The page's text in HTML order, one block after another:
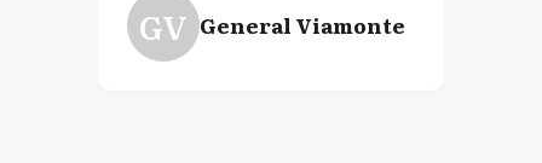
GV General Viamonte